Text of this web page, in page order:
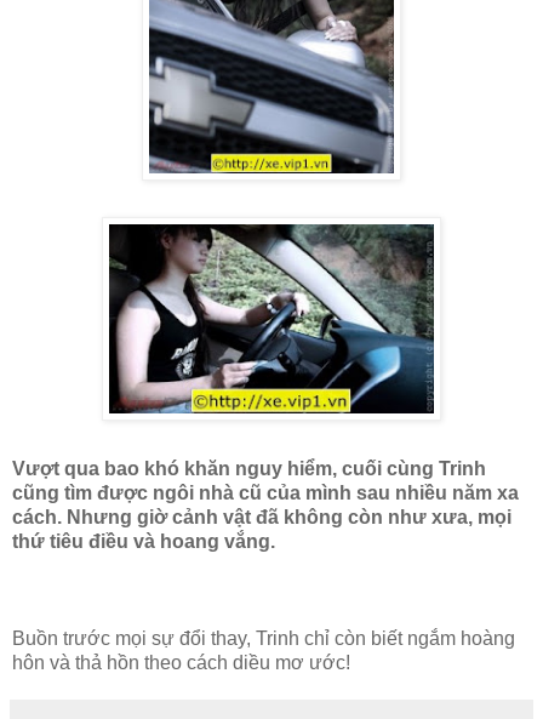
Vượt qua bao khó khăn nguy hiểm, cuối cùng Trinh
cũng tìm được ngôi nhà cũ của mình sau nhiều năm xa
cách. Nhưng giờ cảnh vật đã không còn như xưa, mọi
thứ tiêu điều và hoang vắng.
Buồn trước mọi sự đổi thay, Trinh chỉ còn biết ngắm hoàng
hôn và thả hồn theo cách diều mơ ước!